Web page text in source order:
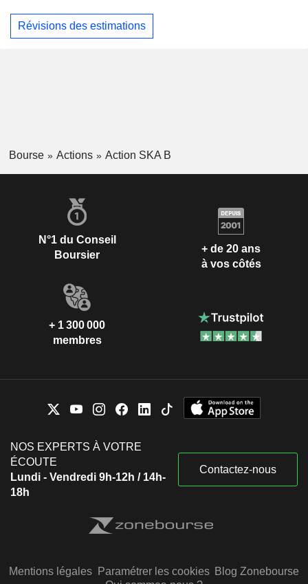
Révisions des estimations
Bourse Actions Action SKA B
N°1 du Conseil
Boursier
+ de 20 ans
à vos côtés
+ 1 300 000
membres
NOS EXPERTS À VOTRE
ÉCOUTE
Lundi - Vendredi 9h-12h / 14h-
18h
Contactez-nous
Mentions légales Paramétrer les cookies Blog Zonebourse